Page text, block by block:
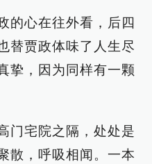
的心在往外看，后四
替贾政体味了人生尽
挚，因为同样有一颗
门宅院之隔，处处是
散，呼吸相闻。一本